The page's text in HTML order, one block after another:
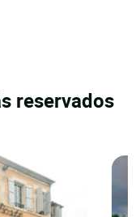
reservados